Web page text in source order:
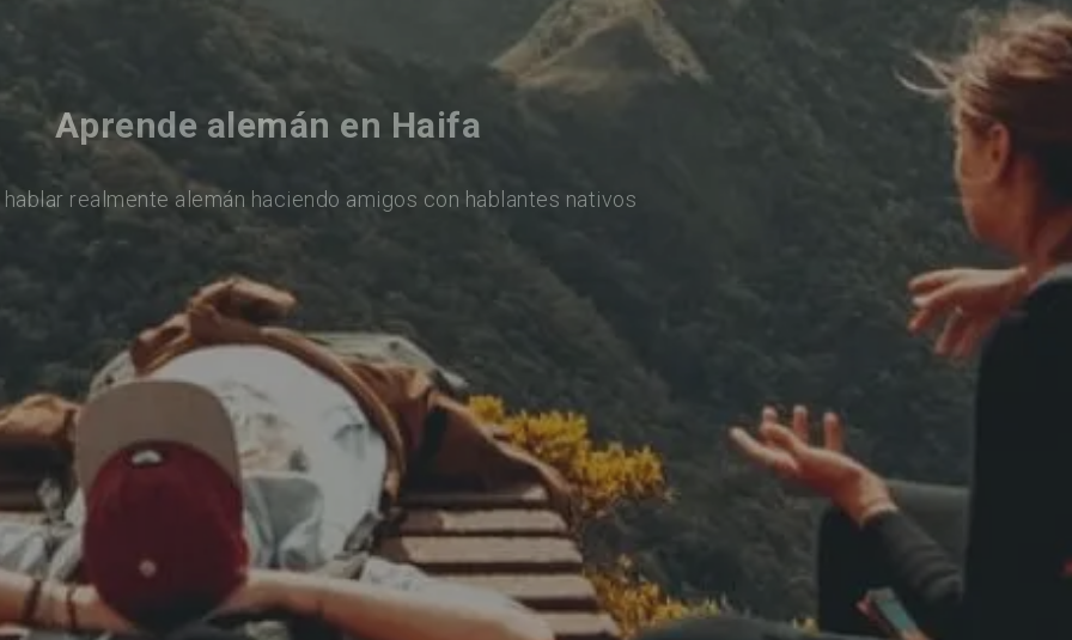
Aprende alemán en Haifa
realmente alemán haciendo amigos con hablantes nativos